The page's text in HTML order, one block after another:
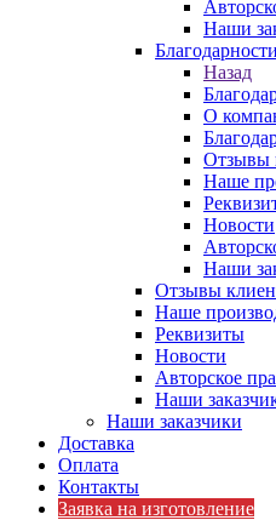
Наши
Благодарности
Назад
О
Отзывы
Наше
Новости
Наши
Отзывы
Наше
Реквизиты
Новости
Авторское
Наши
Наши заказчики
Доставка
Оплата
Контакты
Заявка на изготовление